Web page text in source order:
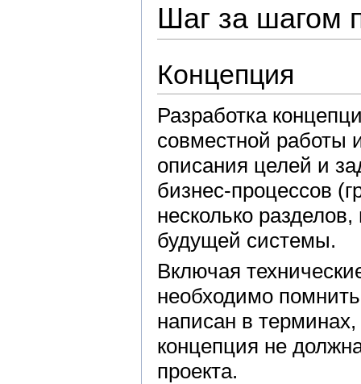
Шаг за шагом
Концепция
Разработка
совместной работы
описания целей и
бизнес-процессов
несколько
будущей системы.
Включая
необходимо
написан в терминах,
концепция не
проекта.